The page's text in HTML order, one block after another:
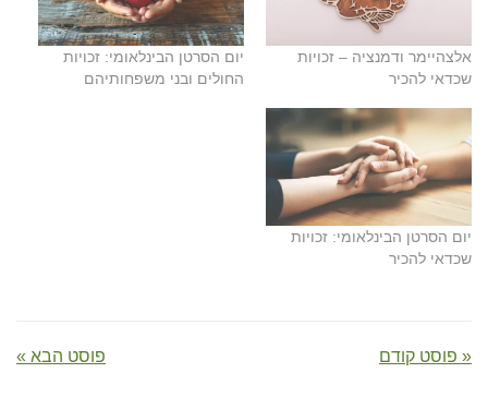
אלצהיימר ודמנציה – זכויות
שכדאי להכיר
יום הסרטן הבינלאומי: זכויות
החולים ובני משפחותיהם
יום הסרטן הבינלאומי: זכויות
שכדאי להכיר
« פוסט קודם פוסט הבא »